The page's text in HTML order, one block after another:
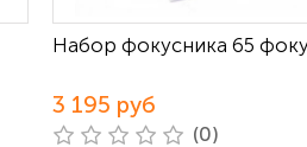
Набор фокусника 65
3 195 руб
(0)